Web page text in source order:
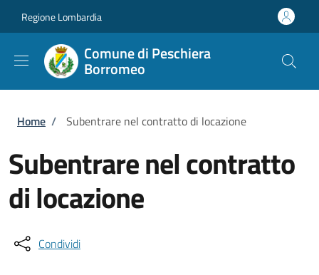
Regione Lombardia
Comune di Peschiera
Borromeo
Briciole di pane
Home / Subentrare nel contratto di locazione
Subentrare nel contratto
di locazione
Condividi